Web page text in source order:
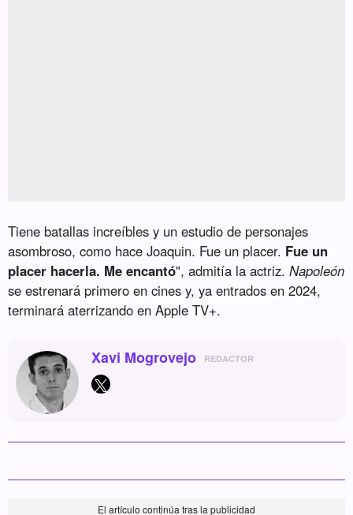
Tiene batallas increíbles y un estudio de personajes
asombroso, como hace Joaquin. Fue un placer. Fue un
placer hacerla. Me encantó", admitía la actriz.Napoleón
se estrenará primero en cines y, ya entrados en 2024,
terminará aterrizando en Apple TV+.
Xavi Mogrovejo REDACTOR